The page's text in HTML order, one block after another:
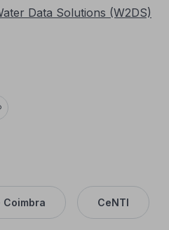
Data Solutions (W2DS)
Coimbra CeNTI